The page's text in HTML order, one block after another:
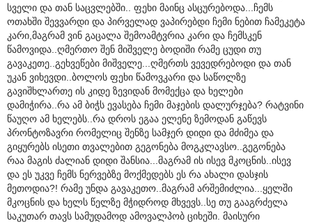
სველი და თან საცვლებში.. ფეხი მაინც ასცურებოდა...ჩემს
ოთახში შევვარდი და პირველად ვაპირებდი ჩემი ნებით ჩამეკეტა
კარი,მაგრამ ვინ გაცალა შემოამტვრია კარი და ჩემსკენ
წამოვიდა..ღმერთო შენ მიშველე ბოდიში რამე ცუდი თუ
გავაკეთე..გეხვეწები მიშველე...ღმერთს ვევედრებოდი და თან
უკან ვიხევდი..ბოლოს ფეხი წამოვკარი და საწოლზე
გავიშხლართე ის კიდე ზევიდან მომექცა და ხელები
დამიჭირა..რა ამ ბიჭს ევასება ჩემი მაჯების დალურჯება? რატვინი
წაუღო ამ ხელებს..რა დროს ეგაა ელენე ზემოდან გაწევს
პრონტოზავრი რომელიც შენზე სამჯერ დიდი და მძიმეა და
გიყურებს ისეთი თვალებით გეგონება მოგკლავსო..გეგონება
რაა მაგის ძალიან დიდი შანსია...მაგრამ ის ისევ მკოცნის..ისევ
და ეს უკვე ჩემს ნერვებზე მოქმედებს ეს რა ახალი დასჯის
მეთოდია?! რამე უნდა გავაკეთო..მაგრამ არშემიძლია...ყელში
მკოცნის და ხელს წელზე მჭიდროდ მხვევს..სე თუ გააგრძელა
საკუთარ თავს სამუდამოდ ამოვალპობ ციხეში. მაისური